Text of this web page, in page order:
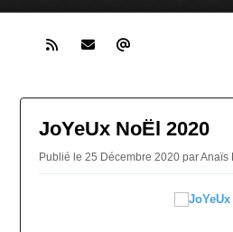
JoYeUx NoËl 2020
Publié le 25 Décembre 2020 par Anaïs